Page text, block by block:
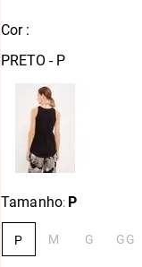
Cor :
PRETO - P
Tamanho: P
P M G GG